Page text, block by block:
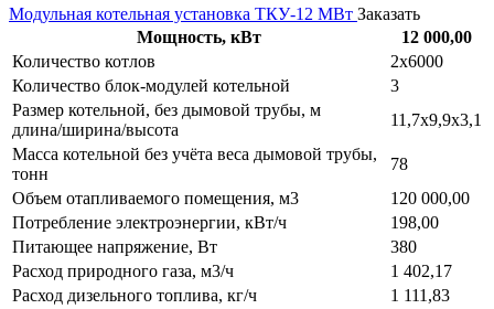
Модульная котельная установка ТКУ-12 МВт Заказать
Мощность, кВт
12 000,00
Количество котлов
2х6000
Количество блок-модулей котельной
3
Размер котельной, без дымовой трубы, м
длина/ширина/высота
11,7х9,9х3,1
Масса котельной без учёта веса дымовой трубы,
тонн
78
Объем отапливаемого помещения, м3
120 000,00
Потребление электроэнергии, кВт/ч
198,00
Питающее напряжение, Вт
380
Расход природного газа, м3/ч
1 402,17
Расход дизельного топлива, кг/ч
1 111,83